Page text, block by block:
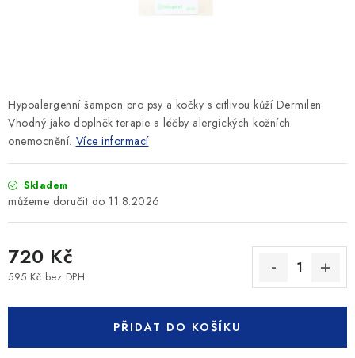
Podmínky ochrany osobních údajů
Hypoalergenní šampon pro psy a kočky s citlivou kůží Dermilen.
Vhodný jako doplněk terapie a léčby alergických kožních
onemocnění. Více informací
Skladem
11.8.2026
720 Kč
595 Kč bez DPH
PŘIDAT DO KOŠÍKU